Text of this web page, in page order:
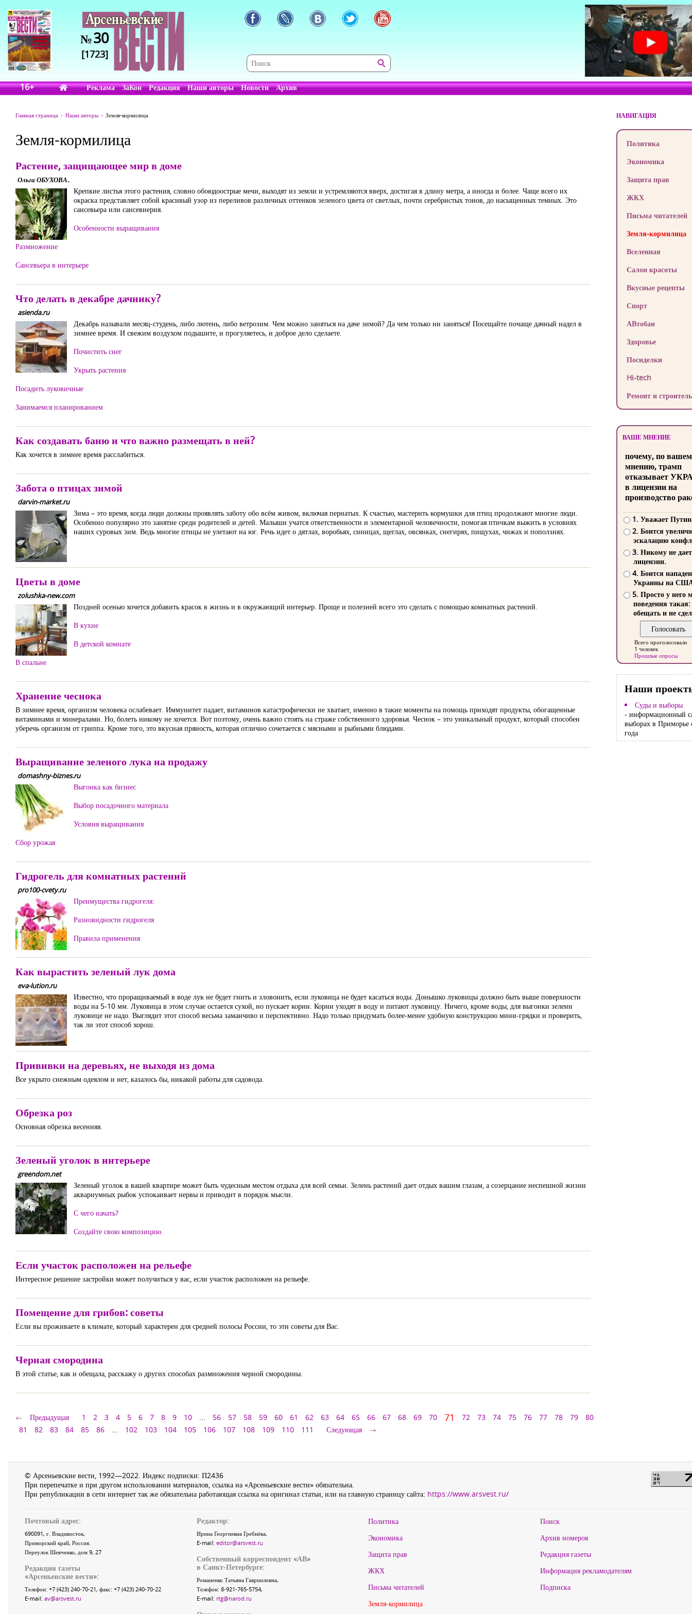
№30
[1723]
16+ Реклама ЗаКон Редакция Наши авторы Новости Архив
Главная страница Наши авторы Земля-кормилица
Земля-кормилица
Растение, защищающее мир в доме
Ольга ОБУХОВА.
Крепкие листья этого растения, словно обоюдоострые мечи, выходят из земли и устремляются вверх, достигая в длину метра, а иногда и более. Чаще всего их
окраска представляет собой красивый узор из переливов различных оттенков зеленого цвета от светлых, почти серебристых тонов, до насыщенных темных. Это
сансевьера или сансевиерия.
Особенности выращивания
Размножение
Сансевьера в интерьере
Что делать в декабре дачнику?
asienda.ru
Декабрь называли месяц-студень, либо лютень, либо ветрозим. Чем можно заняться на даче зимой? Да чем только ни заняться! Посещайте почаще дачный надел в
зимнее время. И свежим воздухом подышите, и прогуляетесь, и доброе дело сделаете.
Почистить снег
Укрыть растения
Посадить луковичные
Занимаемся планированием
Как создавать баню и что важно размещать в ней?
Как хочется в зимнее время расслабиться.
Забота о птицах зимой
darvin-market.ru
Зима – это время, когда люди должны проявлять заботу обо всём живом, включая пернатых. К счастью, мастерить кормушки для птиц продолжают многие люди.
Особенно популярно это занятие среди родителей и детей. Малыши учатся ответственности и элементарной человечности, помогая птичкам выжить в условиях
наших суровых зим. Ведь многие птицы не улетают на юг. Речь идет о дятлах, воробьях, синицах, щеглах, овсянках, снегирях, пищухах, чижах и поползнях.
Цветы в доме
zolushka-new.com
Поздней осенью хочется добавить красок в жизнь и в окружающий интерьер. Проще и полезней всего это сделать с помощью комнатных растений.
В кухне
В детской комнате
В спальне
Хранение чеснока
В зимнее время, организм человека ослабевает. Иммунитет падает, витаминов катастрофически не хватает, именно в такие моменты на помощь приходят продукты, обогащенные
витаминами и минералами. Но, болеть никому не хочется. Вот поэтому, очень важно стоять на страже собственного здоровья. Чеснок – это уникальный продукт, который способен
уберечь организм от гриппа. Кроме того, это вкусная пряность, которая отлично сочетается с мясными и рыбными блюдами.
Выращивание зеленого лука на продажу
domashny-biznes.ru
Выгонка как бизнес
Выбор посадочного материала
Условия выращивания
Сбор урожая
Гидрогель для комнатных растений
pro100-cvety.ru
Преимущества гидрогеля:
Разновидности гидрогеля
Правила применения
Как вырастить зеленый лук дома
eva-lution.ru
Известно, что проращиваемый в воде лук не будет гнить и зловонить, если луковица не будет касаться воды. Донышко луковицы должно быть выше поверхности
воды на 5-10 мм. Луковица в этом случае остается сухой, но пускает корни. Корни уходят в воду и питают луковицу. Ничего, кроме воды, для выгонки зелени
луковице не надо. Выглядит этот способ весьма заманчиво и перспективно. Надо только придумать более-менее удобную конструкцию мини-грядки и проверить,
так ли этот способ хорош.
Прививки на деревьях, не выходя из дома
Все укрыто снежным одеялом и нет, казалось бы, никакой работы для садовода.
Обрезка роз
Основная обрезка весенняя.
Зеленый уголок в интерьере
greendom.net
Зеленый уголок в вашей квартире может быть чудесным местом отдыха для всей семьи. Зелень растений дает отдых вашим глазам, а созерцание неспешной жизни
аквариумных рыбок успокаивает нервы и приводит в порядок мысли.
С чего начать?
Создайте свою композицию
Если участок расположен на рельефе
Интересное решение застройки может получиться у вас, если участок расположен на рельефе.
Помещение для грибов: советы
Если вы проживаете в климате, который характерен для средней полосы России, то эти советы для Вас.
Черная смородина
В этой статье, как и обещала, расскажу о других способах размножения черной смородины.
Предыдущая 1 2 3 4 5 6 7 8 9 10 ... 56 57 58 59 60 61 62 63 64 65 66 67 68 69 70 71 72 73 74 75 76 77 78 79
80
81
82 83 84 85 86 ... 102 103 104 105 106 107 108 109 110 111 Следующая
НАВИГАЦИЯ
Политика
Экономика
Защита прав
ЖКХ
Письма читателей
Земля-кормилица
Вселенная
Салон красоты
Вкусные рецепты
Спорт
АВтобан
Здоровье
Посиделки
Hi-tech
Ремонт и
ВАШЕ МНЕНИЕ
почему, по
мнению, трамп
отказывает
в лицензии на
производство
1. Уважает
2. Боится
эскалацию
3. Никому не
лицензии.
4. Боится
Украины на
5. Просто у него
поведения такая:
обещать и не
Всего проголосовало
1 человек
Прошлые опросы
Наши
Суды и выборы
- информационный
выборах в Приморье
года
© Арсеньевские вести, 1992—2022. Индекс подписки: П2436
При перепечатке и при другом использовании материалов, ссылка на «Арсеньевские вести» обязательна.
При републикации в сети интернет так же обязательна работающая ссылка на оригинал статьи, или на главную страницу сайта: https://www.arsvest.ru/
Почтовый адрес:
690091, г. Владивосток,
Приморский край, Россия.
Переулок Шевченко, дом 9, 27
Редакция газеты
«Арсеньевские вести»:
Телефон: +7 (423) 240-70-21, факс: +7 (423) 240-70-22
E-mail: av@arsvest.ru
Редактор:
Ирина Георгиевна Гребнёва,
E-mail: editor@arsvest.ru
Собственный корреспондент «АВ»
в Санкт-Петербурге:
Романенко Татьяна Гаврииловна,
Телефон: 8-921-765-5754,
E-mail: rtg@narod.ru
Политика
Экономика
Защита прав
ЖКХ
Письма читателей
Земля-кормилица
Поиск
Архив номеров
Редакция газеты
Информация рекламодателям
Подписка